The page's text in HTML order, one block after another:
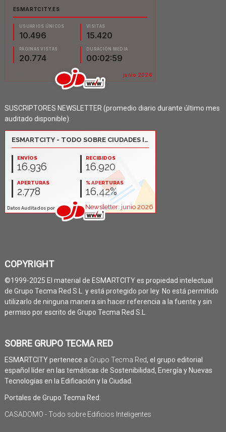
SUSCRIPTORES NEWSLETTER (promedio diario durante último mes
auditado disponible):
COPYRIGHT
©1999-2025 El material de ESMARTCITY es propiedad intelectual
de Grupo Tecma Red S.L. y está protegido por ley. No está permitido
utilizarlo de ninguna manera sin hacer referencia a la fuente y sin
permiso por escrito de Grupo Tecma Red S.L.
SOBRE GRUPO TECMA RED
ESMARTCITY pertenece a Grupo Tecma Red, el grupo editorial
español líder en las temáticas de Sostenibilidad, Energía y Nuevas
Tecnologías en la Edificación y la Ciudad.
Portales de Grupo Tecma Red:
CASADOMO - Todo sobre Edificios Inteligentes